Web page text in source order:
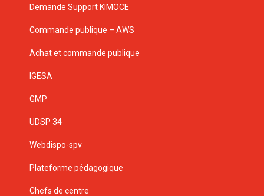
Demande Support KIMOCE
Commande publique – AWS
Achat et commande publique
IGESA
GMP
UDSP 34
Webdispo-spv
Plateforme pédagogique
Chefs de centre